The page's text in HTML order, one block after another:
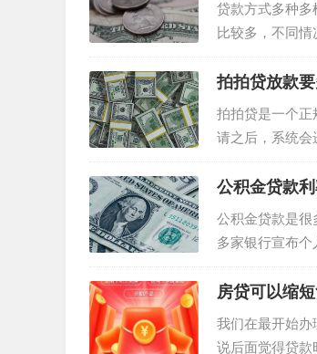
贷款方式多种多
比较多，不同
来详细了解一
拍拍贷放款
拍拍贷是一个正
请之后，系统会
成功之后，一
公积金贷款
公积金贷款是很
多家银行宣布个
到现在，那么
房贷可以缩
我们在最开始办
说后面觉得贷款